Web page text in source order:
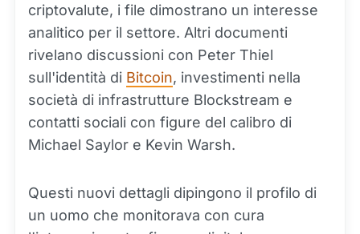
criptovalute, i file dimostrano un interesse
analitico per il settore. Altri documenti
rivelano discussioni con Peter Thiel
sull'identità di Bitcoin, investimenti nella
società di infrastrutture Blockstream e
contatti sociali con figure del calibro di
Michael Saylor e Kevin Warsh.
Questi nuovi dettagli dipingono il profilo di
un uomo che monitorava con cura